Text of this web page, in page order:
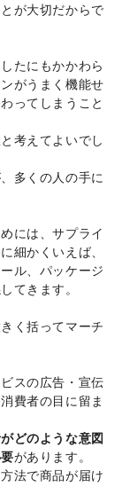
が大切だからで
たにもかかわら
がうまく機能せ
ってしまうこと
考えてよいでし
多くの人の手に
には、サプライ
細かくいえば、
ル、パッケージ
てきます。
く括ってマーチ
スの広告・宣伝
費者の目に留ま
どのような意図
があります。
法で商品が届け